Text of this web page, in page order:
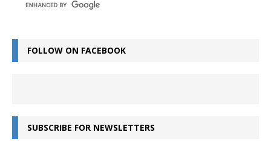
FOLLOW ON FACEBOOK
SUBSCRIBE FOR NEWSLETTERS